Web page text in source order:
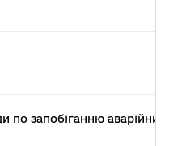
по запобіганню аварійних